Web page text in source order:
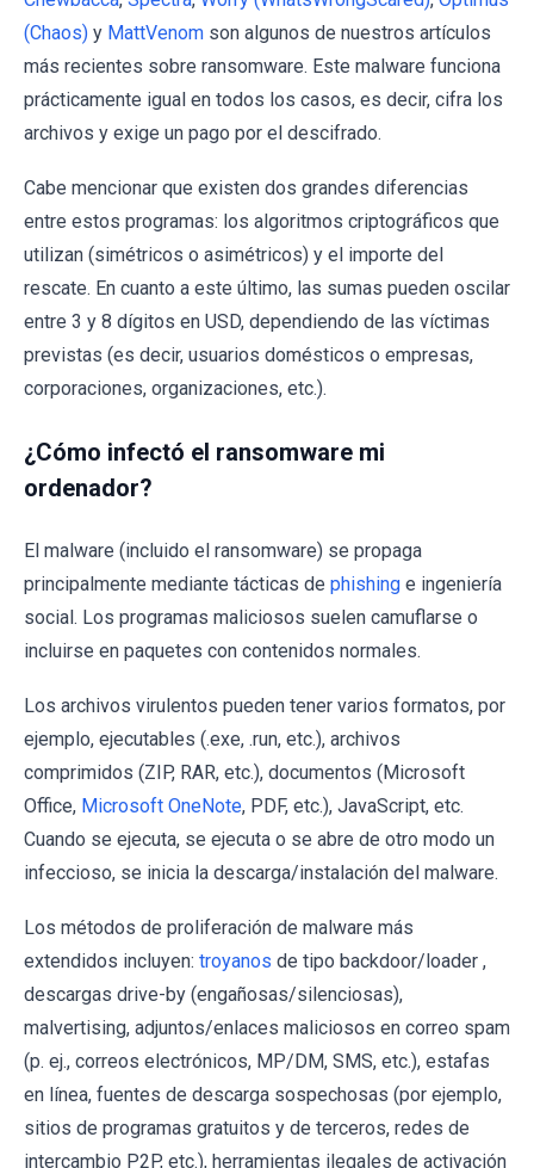
(Chaos) y MattVenom son algunos de nuestros artículos
más recientes sobre ransomware. Este malware funciona
prácticamente igual en todos los casos, es decir, cifra los
archivos y exige un pago por el descifrado.
Cabe mencionar que existen dos grandes diferencias
entre estos programas: los algoritmos criptográficos que
utilizan (simétricos o asimétricos) y el importe del
rescate. En cuanto a este último, las sumas pueden oscilar
entre 3 y 8 dígitos en USD, dependiendo de las víctimas
previstas (es decir, usuarios domésticos o empresas,
corporaciones, organizaciones, etc.).
¿Cómo infectó el ransomware mi
ordenador?
El malware (incluido el ransomware) se propaga
principalmente mediante tácticas de phishing e ingeniería
social. Los programas maliciosos suelen camuflarse o
incluirse en paquetes con contenidos normales.
Los archivos virulentos pueden tener varios formatos, por
ejemplo, ejecutables (.exe, .run, etc.), archivos
comprimidos (ZIP, RAR, etc.), documentos (Microsoft
Office, Microsoft OneNote, PDF, etc.), JavaScript, etc.
Cuando se ejecuta, se ejecuta o se abre de otro modo un
infeccioso, se inicia la descarga/instalación del malware.
Los métodos de proliferación de malware más
extendidos incluyen: troyanos de tipo backdoor/loader ,
descargas drive-by (engañosas/silenciosas),
malvertising, adjuntos/enlaces maliciosos en correo spam
(p. ej., correos electrónicos, MP/DM, SMS, etc.), estafas
en línea, fuentes de descarga sospechosas (por ejemplo,
sitios de programas gratuitos y de terceros, redes de
intercambio P2P, etc.), herramientas ilegales de activación